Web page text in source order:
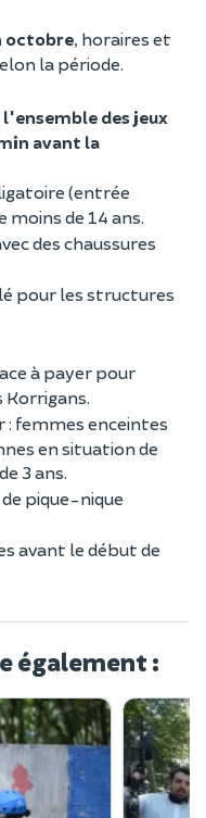
octobre, horaires et
la période.
l'ensemble des jeux
avant la
(entrée
de 14 ans.
des chaussures
pour les structures
à payer pour
Korrigans.
femmes enceintes
en situation de
3 ans.
pique-nique
avant le début de
également :